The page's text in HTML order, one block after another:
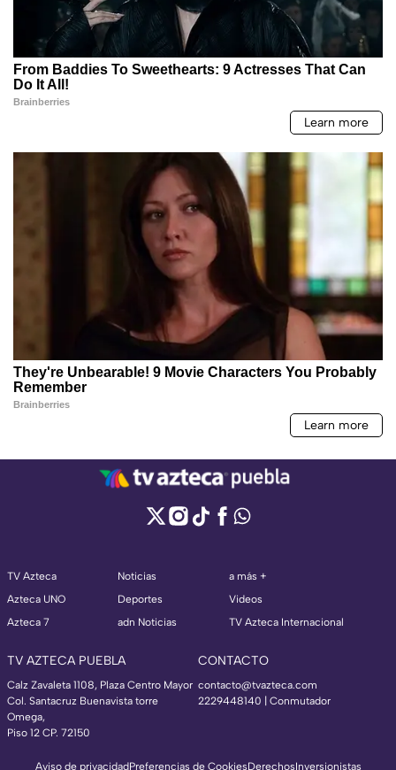
TV Azteca
Azteca UNO
Azteca 7
Noticias
Deportes
adn Noticias
a más +
Videos
TV Azteca Internacional
TV AZTECA PUEBLA
Calz Zavaleta 1108, Plaza Centro Mayor
Col. Santacruz Buenavista torre
Omega,
Piso 12 CP. 72150
CONTACTO
contacto@tvazteca.com
2229448140 | Conmutador
Aviso de privacidadPreferencias de CookiesDerechosInversionistas